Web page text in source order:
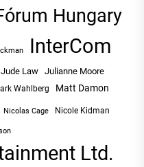
Hungary
InterCom
Jude Law Julianne Moore
Wahlberg Matt Damon
Nicolas Cage Nicole Kidman
Ltd.